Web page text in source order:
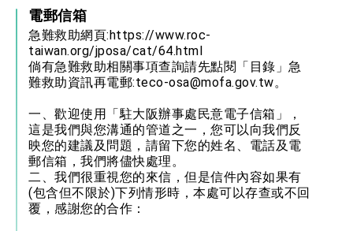
電郵信箱
急難救助網頁:https://www.roc-
taiwan.org/jposa/cat/64.html
倘有急難救助相關事項查詢請先點閱「目錄」急
難救助資訊再電郵:teco-osa@mofa.gov.tw。
一、歡迎使用「駐大阪辦事處民意電子信箱」，
這是我們與您溝通的管道之一，您可以向我們反
映您的建議及問題，請留下您的姓名、電話及電
郵信箱，我們將儘快處理。
二、我們很重視您的來信，但是信件內容如果有
(包含但不限於)下列情形時，本處可以存查或不回
覆，感謝您的合作：